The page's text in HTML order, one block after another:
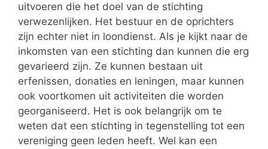
uitvoeren die het doel van de stichting
verwezenlijken. Het bestuur en de oprichters
zijn echter niet in loondienst. Als je kijkt naar de
inkomsten van een stichting dan kunnen die erg
gevarieerd zijn. Ze kunnen bestaan uit
erfenissen, donaties en leningen, maar kunnen
ook voortkomen uit activiteiten die worden
georganiseerd. Het is ook belangrijk om te
weten dat een stichting in tegenstelling tot een
vereniging geen leden heeft. Wel kan een